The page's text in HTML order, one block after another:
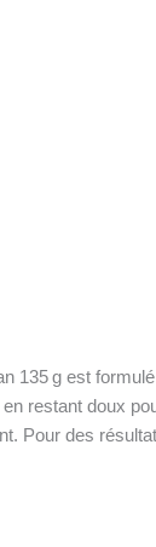
135 g est
restant doux
Pour des